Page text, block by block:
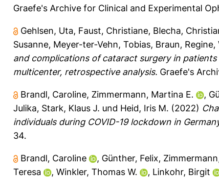
Graefe's Archive for Clinical and Experimental
Gehlsen, Uta, Faust, Christiane, Blecha,
Susanne, Meyer-ter-Vehn, Tobias, Braun, Regine,
and complications of cataract surgery in
multicenter, retrospective analysis. Graefe's
Brandl, Caroline, Zimmermann, Martina E. ,
Julika, Stark, Klaus J. und Heid, Iris M. (2022)
individuals during COVID-19 lockdown in
34.
Brandl, Caroline , Günther, Felix,
Teresa
, Winkler, Thomas W. , Linkohr, Birgit